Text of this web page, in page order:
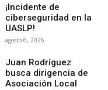
¡Incidente de
ciberseguridad en la
UASLP!
agosto 6, 2026
Juan Rodríguez
busca dirigencia de
Asociación Local